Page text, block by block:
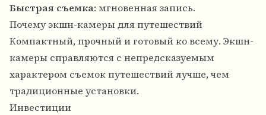
Быстрая съемка: мгновенная запись.
Почему экшн-камеры для путешествий
Компактный, прочный и готовый ко всему. Экшн-
камеры справляются с непредсказуемым
характером съемок путешествий лучше, чем
традиционные установки.
Инвестиции